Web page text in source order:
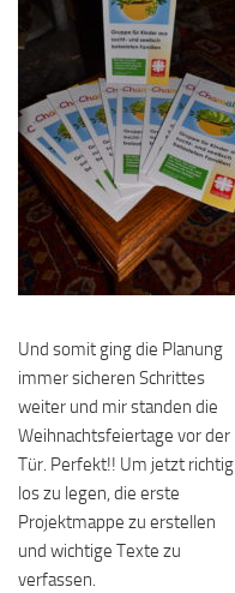
Und somit ging die Planung
immer sicheren Schrittes
weiter und mir standen die
Weihnachtsfeiertage vor der
Tür. Perfekt!! Um jetzt richtig
los zu legen, die erste
Projektmappe zu erstellen
und wichtige Texte zu
verfassen.